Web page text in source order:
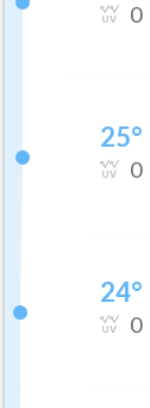
0
25°
0
24°
0